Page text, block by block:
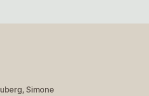
,Simone